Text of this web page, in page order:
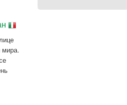
мира.